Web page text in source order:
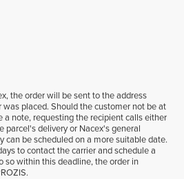
the order will be sent to the address
placed. Should the customer not be at
a note, requesting the recipient calls either
parcel's delivery or Nacex's general
can be scheduled on a more suitable date.
to contact the carrier and schedule a
so within this deadline, the order in